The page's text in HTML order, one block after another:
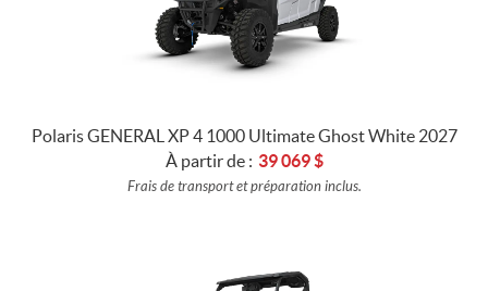
Polaris GENERAL XP 4 1000 Ultimate Ghost White 2027
À partir de : 39 069$
Frais de transport et préparation inclus.